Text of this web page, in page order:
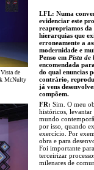
Vista de
McNulty
LFL: Numa
evidenciar este
reapropriamos
hierarquias que
erroneamente a
modernidade e
Penso em Pista
encomendada
do qual enuncias
contrário,
já vens
compõem.
FR: Sim. O meu
históricos, levantar
mundo
por isso, quando
exercício. Por
obra e para
Foi importante
terceirizar
milenares de